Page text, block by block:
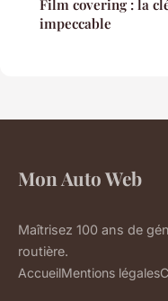
Film covering : la
impeccable
Mon Auto Web
Maîtrisez 100 ans de
routière.
AccueilMentions légales